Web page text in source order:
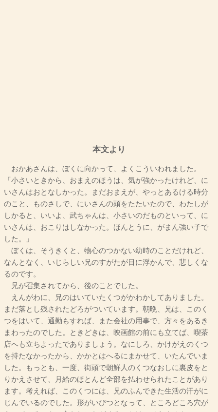
本文より
おかあさんは、ぼくに向かって、よくこういわれました。
「小さいときから、おまえのほうは、気が強かったけれど、に
いさんはおとなしかった。まだおまえが、やっとあるける時分
のこと、ものさしで、にいさんの頭をたたいたので、わたしが
しかると、いいよ、武ちゃんは、小さいのだものといって、に
いさんは、おこりはしなかった。ほんとうに、がまん強い子で
した。」
ぼくは、そうきくと、物心のつかない幼時のことだけれど、
なんとなく、いじらしい兄のすがたが目に浮かんで、悲しくな
るのです。
兄が召集されてから、後のことでした。
えんがわに、兄のはいていたくつがかわかしてありました。
まだ落とし残されたどろがついています。朝晩、兄は、このく
つをはいて、通勤もすれば、また会社の用事で、方々をあるき
まわったのでした。ときどきは、映画館の前にも立てば、喫茶
店へも立ちよったでありましょう。なにしろ、かけがえのくつ
を持たなかったから、かかとはへるにまかせて、いたんでいま
した。もっとも、一度、街頭で朝鮮人のくつなおしに裏皮をと
りかえさせて、月給のほとんど全部を払わせられたことがあり
ます。考えれば、このくつには、兄のふんできた生活の汗がに
じんでいるのでした。形がいびつとなって、ところどころ穴が